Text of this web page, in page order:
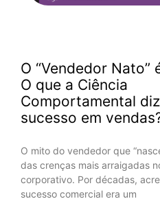
O “Vendedor Nato”
O que a Ciência
Comportamental
sucesso em
O mito do vendedor que
das crenças mais arraigadas
corporativo. Por décadas,
sucesso comercial era um